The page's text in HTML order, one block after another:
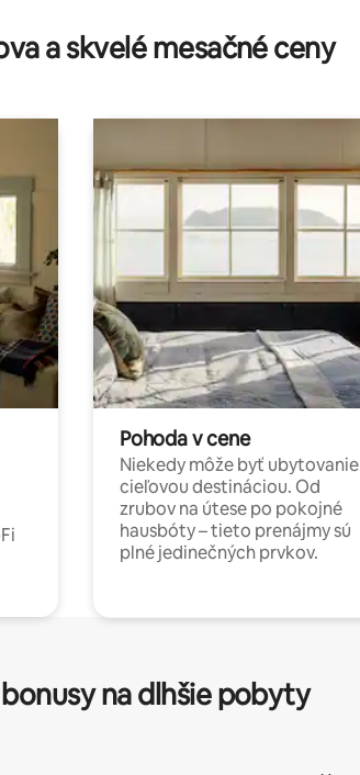
a skvelé mesačné ceny
Pohoda v cene
Niekedy môže byť ubytovanie
cieľovou destináciou. Od
zrubov na útese po pokojné
hausbóty – tieto prenájmy sú
plné jedinečných prvkov.
na dlhšie pobyty